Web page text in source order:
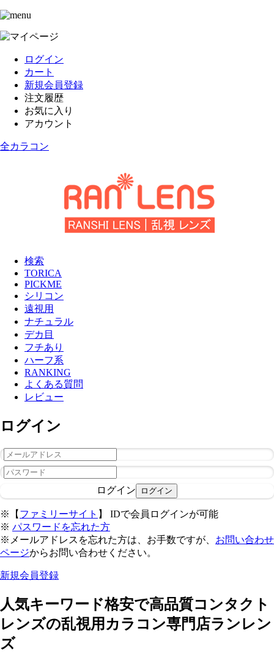
ログイン
カート
新規会員登録
注文履歴
お気に入り
アカウント
全カラコン
検索
TORICA
PICKME
シリコン
遠視用
ナチュラル
デカ目
フチあり
ハーフ系
RANKING
よくある質問
レビュー
ログイン
ログイン
※【 ファミリーサイト 】 IDで会員ログインが可能
※ パスワードを忘れた方
※メールアドレスを忘れた方は、お手数ですが、 お問い合わせ
ページからお問い合わせください。
新規会員登録
人気キーワード格安で高品質コンタクト
レンズの乱視用カラコン専門店ランレン
ズ